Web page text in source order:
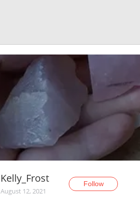
Kelly_Frost
August 12, 2021
Follow